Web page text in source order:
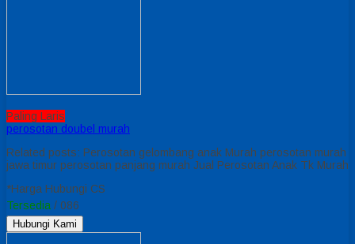
Paling Laris
perosotan doubel murah
Related posts: Perosotan gelombang anak Murah perosotan murah
jawa timur perosotan panjang murah Jual Perosotan Anak Tk Murah
*Harga Hubungi CS
Tersedia / 086
Hubungi Kami